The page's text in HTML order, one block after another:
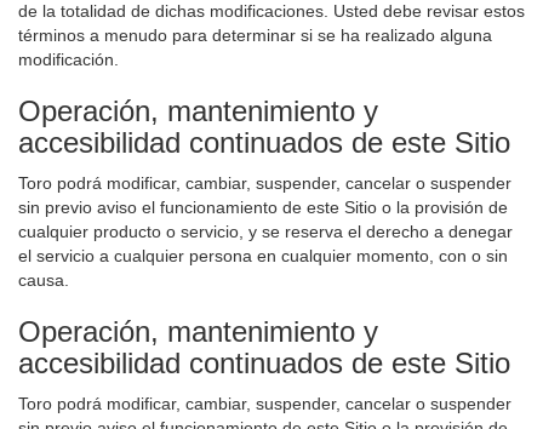
de la totalidad de dichas modificaciones. Usted debe revisar estos
términos a menudo para determinar si se ha realizado alguna
modificación.
Operación, mantenimiento y
accesibilidad continuados de este Sitio
Toro podrá modificar, cambiar, suspender, cancelar o suspender
sin previo aviso el funcionamiento de este Sitio o la provisión de
cualquier producto o servicio, y se reserva el derecho a denegar
el servicio a cualquier persona en cualquier momento, con o sin
causa.
Operación, mantenimiento y
accesibilidad continuados de este Sitio
Toro podrá modificar, cambiar, suspender, cancelar o suspender